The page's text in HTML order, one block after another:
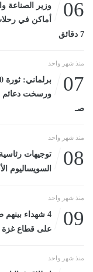
06
وزير الصناعة
7 دقائق
منذ شهر واحد
07
صـ
منذ شهر واحد
08
توجيهات
السويساليوم الأحد، 28 يونيو
منذ شهر واحد
09
على قطاع غزة
منذ شهر واحد